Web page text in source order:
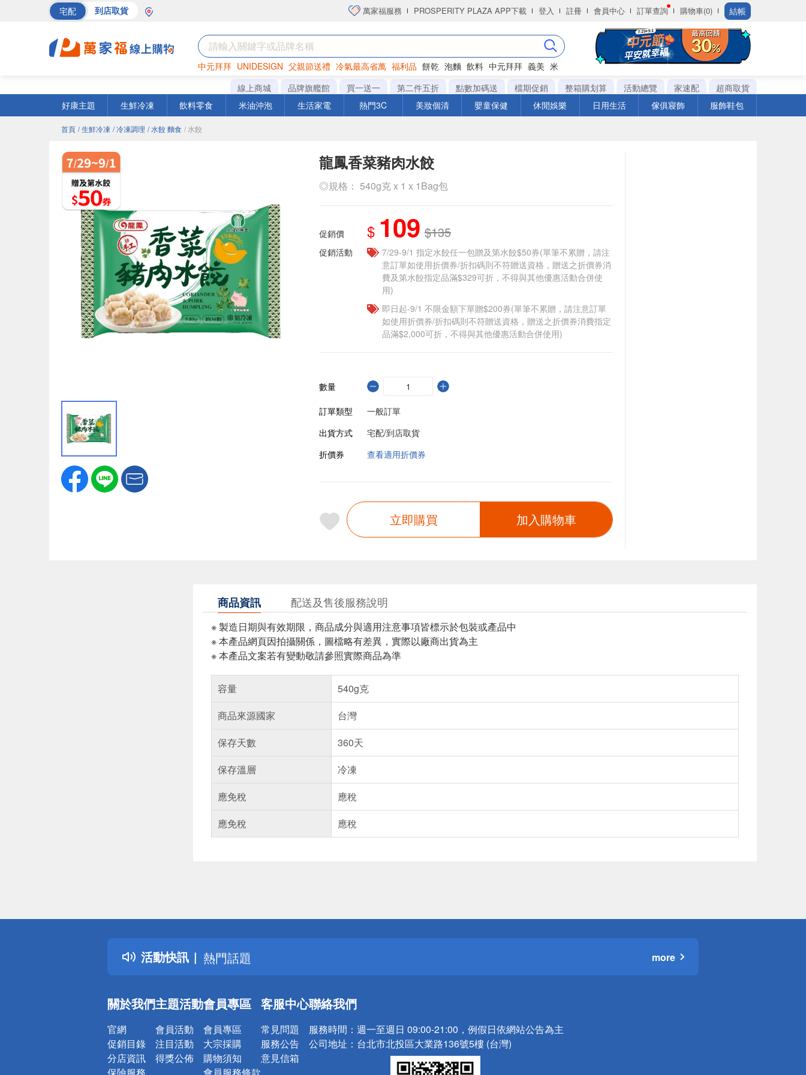
宅配 到店取貨 萬家福服務 PROSPERITY PLAZA APP下載 登入 註冊 會員中心 訂單查詢 購物車(0) 結帳
中元拜拜 UNIDESIGN 父親節送禮 冷氣最高省萬 福利品 餅乾 泡麵 飲料 中元拜拜 義美 米
巧克力 罐頭 衛生紙
線上商城 品牌旗艦館 買一送一 第二件五折 點數加碼送 檔期促銷 整箱購划算 活動總覽 家速配
超商取貨
好康主題
生鮮冷凍 飲料零食 米油沖泡 生活家電 熱門3C 美妝個清 嬰童保健 休閒娛樂 日用生活 傢俱寢飾 服飾鞋包
首頁 / 生鮮冷凍 / 冷凍調理 / 水餃 麵食 / 水餃
龍鳳香菜豬肉水餃
◎規格： 540g克 x 1 x 1Bag包
促銷價 $ 109 $135
促銷活動
7/29-9/1 指定水餃任一包贈及第水餃$50券(單筆不累贈，請注
意訂單如使用折價券/折扣碼則不符贈送資格，贈送之折價券消
費及第水餃指定品滿$329可折，不得與其他優惠活動合併使
用)
即日起-9/1 不限金額下單贈$200券(單筆不累贈，請注意訂單
如使用折價券/折扣碼則不符贈送資格，贈送之折價券消費指定
品滿$2,000可折，不得與其他優惠活動合併使用)
數量
訂單類型
一般訂單
出貨方式
宅配/到店取貨
折價券
查看適用折價券
立即購買 加入購物車
商品資訊 配送及售後服務說明
※ 製造日期與有效期限，商品成分與適用注意事項皆標示於包裝或產品中
※ 本產品網頁因拍攝關係，圖檔略有差異，實際以廠商出貨為主
※ 本產品文案若有變動敬請參照實際商品為準
容量
540g克
商品來源國家
台灣
保存天數
360天
保存溫層
冷凍
應免稅
應稅
應免稅
應稅
活動快訊
詐騙網頁！請小心！
得獎公告
熱門話題
銀行優惠
詐騙網頁！請小心！
more
關於我們
官網
促銷目錄
分店資訊
主題活動
會員活動
注目活動
得獎公佈
會員專區
會員專區
大宗採購
購物須知
客服中心
常見問題
服務公告
意見信箱
聯絡我們
服務時間： 週一至週日 09:00-21:00，例假日依網站公告為主
公司地址： 台北市北投區大業路136號5樓 (台灣)